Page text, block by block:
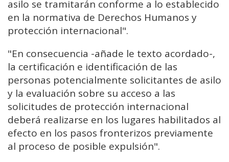
asilo se tramitarán conforme a lo establecido
en la normativa de Derechos Humanos y
protección internacional".
"En consecuencia -añade le texto acordado-,
la certificación e identificación de las
personas potencialmente solicitantes de asilo
y la evaluación sobre su acceso a las
solicitudes de protección internacional
deberá realizarse en los lugares habilitados al
efecto en los pasos fronterizos previamente
al proceso de posible expulsión".